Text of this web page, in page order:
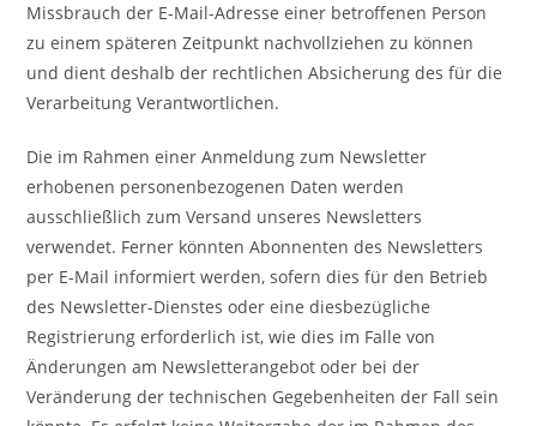
Missbrauch der E-Mail-Adresse einer betroffenen Person
zu einem späteren Zeitpunkt nachvollziehen zu können
und dient deshalb der rechtlichen Absicherung des für die
Verarbeitung Verantwortlichen.
Die im Rahmen einer Anmeldung zum Newsletter
erhobenen personenbezogenen Daten werden
ausschließlich zum Versand unseres Newsletters
verwendet. Ferner könnten Abonnenten des Newsletters
per E-Mail informiert werden, sofern dies für den Betrieb
des Newsletter-Dienstes oder eine diesbezügliche
Registrierung erforderlich ist, wie dies im Falle von
Änderungen am Newsletterangebot oder bei der
Veränderung der technischen Gegebenheiten der Fall sein